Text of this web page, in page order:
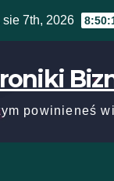
sie 7th, 2026
powinieneś